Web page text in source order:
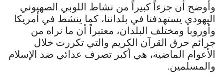
وأوضح أن جزءاً كبيراً من نشاط اللوبي الصهيوني
اليهودي يستهدفنا في بلداننا، كما ينشط في أمريكا
وأوروبا ومختلف البلدان، معتبراً أن ما نراه من
جرائم حرق القرآن الكريم والتي تكررت خلال
الأعوام الماضية، هي أكبر تصرف عدائي ضد الإسلام
والمسلمين.